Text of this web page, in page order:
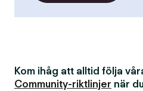
Kom ihåg att alltid följa
Community-riktlinjer när